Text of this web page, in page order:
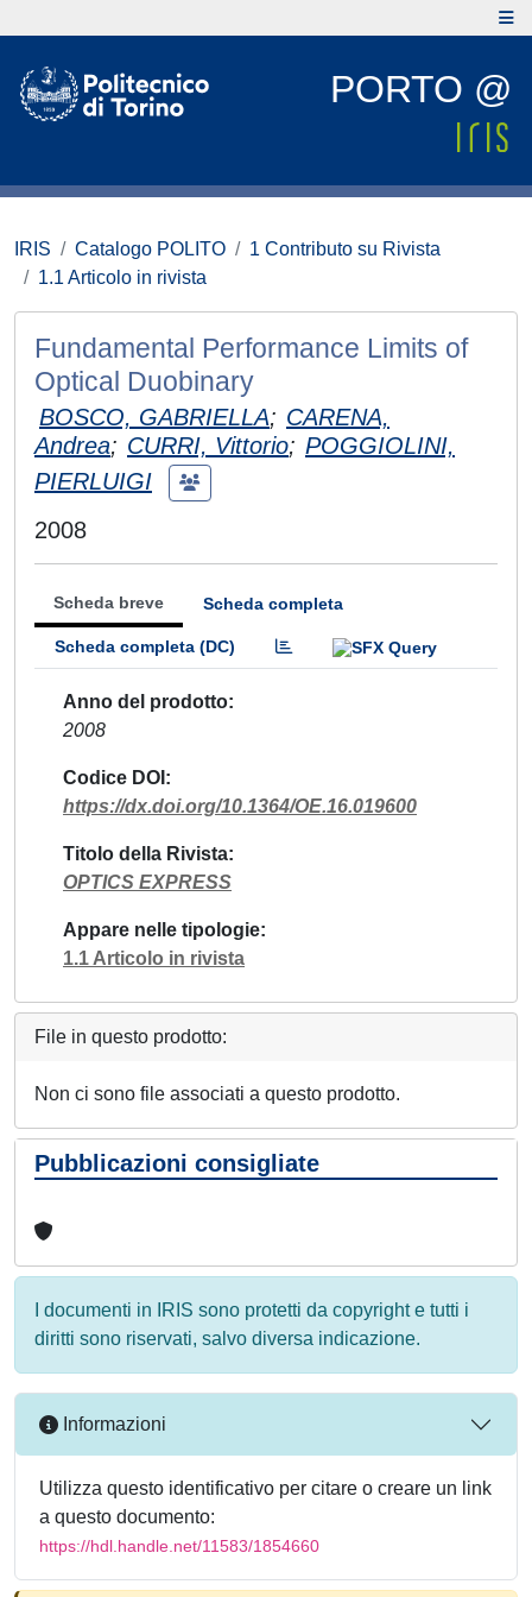
PORTO @
IRIS Catalogo POLITO
1 Contributo su Rivista
1.1 Articolo in rivista
Fundamental Performance Limits of
Optical Duobinary
BOSCO, GABRIELLA; CARENA,
Andrea; CURRI, Vittorio; POGGIOLINI,
PIERLUIGI
2008
Scheda breve Scheda completa
Scheda completa (DC)
Anno del prodotto
2008
Codice DOI
https://dx.doi.org/10.1364/OE.16.019600
Titolo della Rivista
OPTICS EXPRESS
Appare nelle tipologie
1.1 Articolo in rivista
File in questo prodotto:
Non ci sono file associati a questo prodotto.
Pubblicazioni consigliate
I documenti in IRIS sono protetti da copyright e tutti i
diritti sono riservati, salvo diversa indicazione.
Informazioni
Utilizza questo identificativo per citare o creare un link
a questo documento:
https://hdl.handle.net/11583/1854660